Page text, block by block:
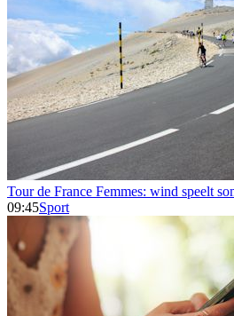
Tour de France Femmes: wind speelt
09:45Sport